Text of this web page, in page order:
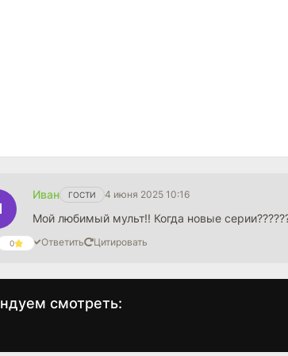
0
Иван ГОСТИ 4 июня 2025 10:16
Мой любимый мульт!! Когда новые
Ответить Цитировать
смотреть: